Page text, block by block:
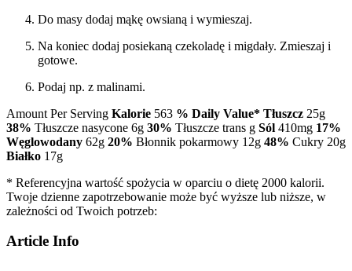
Do masy dodaj mąkę owsianą i wymieszaj.
Na koniec dodaj posiekaną czekoladę i migdały. Zmieszaj i
gotowe.
Podaj np. z malinami.
Amount Per Serving Kalorie 563 % Daily Value* Tłuszcz 25g
38% Tłuszcze nasycone 6g 30% Tłuszcze trans g Sól 410mg 17%
Węglowodany 62g 20% Błonnik pokarmowy 12g 48% Cukry 20g
Białko 17g
* Referencyjna wartość spożycia w oparciu o dietę 2000 kalorii.
Twoje dzienne zapotrzebowanie może być wyższe lub niższe, w
zależności od Twoich potrzeb:
Article Info